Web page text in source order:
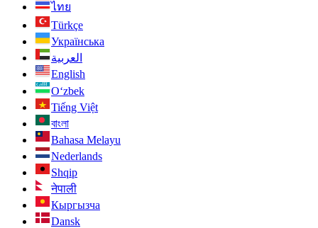
ไทย
Türkçe
Українська
العربية
English
O‘zbek
Tiếng Việt
বাংলা
Bahasa Melayu
Nederlands
Shqip
नेपाली
Кыргызча
Dansk